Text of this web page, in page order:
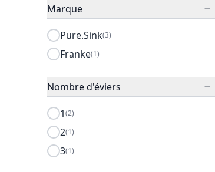
Marque
Pure.Sink(3)
Franke(1)
Nombre d'éviers
1(2)
2(1)
3(1)